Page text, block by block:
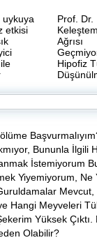
uykuya
etkisi
Prof. Dr.
Ağrısı
Hipofiz
Bununla
İstemiyorum
Yiyemiyorum, Ne
Hangi Meyveleri
Yüksek
Olabilir?